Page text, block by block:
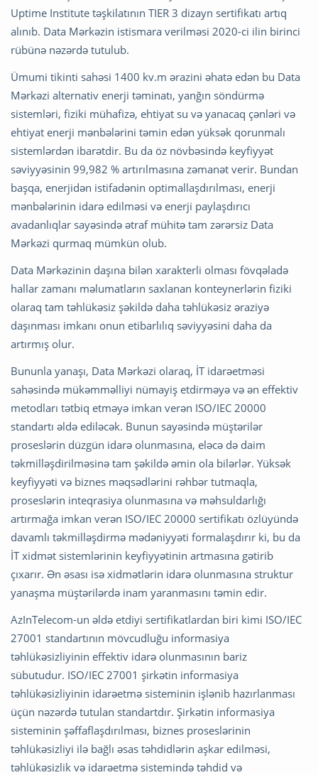
Uptime Institute təşkilatının TIER 3 dizayn sertifikatı artıq
alınıb. Data Mərkəzin istismara verilməsi 2020-ci ilin birinci
rübünə nəzərdə tutulub.
Ümumi tikinti sahəsi 1400 kv.m ərazini əhatə edən bu Data
Mərkəzi alternativ enerji təminatı, yanğın söndürmə
sistemləri, fiziki mühafizə, ehtiyat su və yanacaq çənləri və
ehtiyat enerji mənbələrini təmin edən yüksək qorunmalı
sistemlərdən ibarətdir. Bu da öz növbəsində keyfiyyət
səviyyəsinin 99,982 % artırılmasına zəmanət verir. Bundan
başqa, enerjidən istifadənin optimallaşdırılması, enerji
mənbələrinin idarə edilməsi və enerji paylaşdırıcı
avadanlıqlar sayəsində ətraf mühitə tam zərərsiz Data
Mərkəzi qurmaq mümkün olub.
Data Mərkəzinin daşına bilən xarakterli olması fövqəladə
hallar zamanı məlumatların saxlanan konteynerlərin fiziki
olaraq tam təhlükəsiz şəkildə daha təhlükəsiz əraziyə
daşınması imkanı onun etibarlılıq səviyyəsini daha da
artırmış olur.
Bununla yanaşı, Data Mərkəzi olaraq, İT idarəetməsi
sahəsində mükəmməlliyi nümayiş etdirməyə və ən effektiv
metodları tətbiq etməyə imkan verən ISO/IEC 20000
standartı əldə ediləcək. Bunun sayəsində müştərilər
proseslərin düzgün idarə olunmasına, eləcə də daim
təkmilləşdirilməsinə tam şəkildə əmin ola bilərlər. Yüksək
keyfiyyəti və biznes məqsədlərini rəhbər tutmaqla,
proseslərin inteqrasiya olunmasına və məhsuldarlığı
artırmağa imkan verən ISO/IEC 20000 sertifikatı özlüyündə
davamlı təkmilləşdirmə mədəniyyəti formalaşdırır ki, bu da
İT xidmət sistemlərinin keyfiyyətinin artmasına gətirib
çıxarır. Ən əsası isə xidmətlərin idarə olunmasına struktur
yanaşma müştərilərdə inam yaranmasını təmin edir.
AzInTelecom-un əldə etdiyi sertifikatlardan biri kimi ISO/IEC
27001 standartının mövcudluğu informasiya
təhlükəsizliyinin effektiv idarə olunmasının bariz
sübutudur. ISO/IEC 27001 şirkətin informasiya
təhlükəsizliyinin idarəetmə sisteminin işlənib hazırlanması
üçün nəzərdə tutulan standartdır. Şirkətin informasiya
sisteminin şəffaflaşdırılması, biznes proseslərinin
təhlükəsizliyi ilə bağlı əsas təhdidlərin aşkar edilməsi,
təhlükəsizlik və idarəetmə sistemində təhdid və